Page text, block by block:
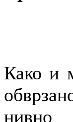
Како и
нивно